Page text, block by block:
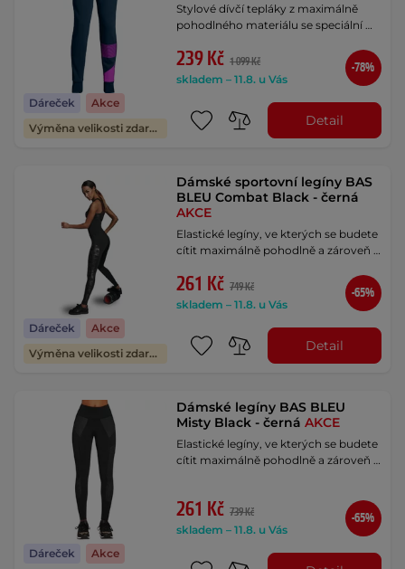
Dáreček
Akce
Výměna velikosti zdarma
Stylové dívčí tepláky z maximálně
pohodlného materiálu se speciální …
239 Kč 1 099 Kč
skladem – 11.8. u Vás
-78%
Detail
Dáreček
Akce
Výměna velikosti zdarma
Dámské sportovní legíny BAS
BLEU Combat Black - černá
AKCE
Elastické legíny, ve kterých se budete
cítit maximálně pohodlně a zároveň …
261 Kč 749 Kč
skladem – 11.8. u Vás
-65%
Detail
Dáreček Akce
Dámské legíny BAS BLEU
Misty Black - černáAKCE
Elastické legíny, ve kterých se budete
cítit maximálně pohodlně a zároveň …
261 Kč 739 Kč
skladem – 11.8. u Vás
-65%